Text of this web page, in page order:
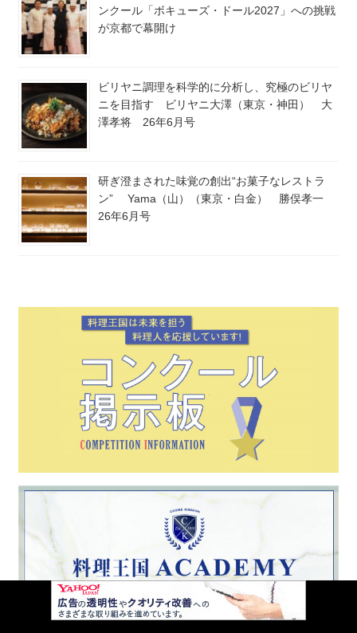
ンクール「ボキューズ・ドール2027」への挑戦
が京都で幕開け
ビリヤニ調理を科学的に分析し、究極のビリヤ
ニを目指す ビリヤニ大澤（東京・神田） 大
澤孝将 26年6月号
研ぎ澄まされた味覚の創出“お菓子なレストラ
ン” Yama（山）（東京・白金） 勝俣孝一
26年6月号